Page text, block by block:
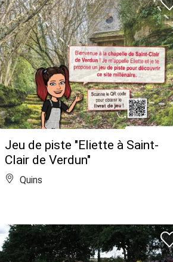
Jeu de piste "Eliette à Saint-
Clair de Verdun"
Quins